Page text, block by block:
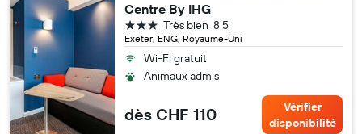
Centre By IHG
Exeter, ENG, Royaume-Uni
8.5
Très bien
3 étoiles
Wi-Fi gratuit
Animaux admis
dès CHF 110
Vérifier
disponibilité